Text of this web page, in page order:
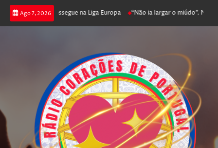
Ago 7, 2026
poker e prossegue na Liga Europa “Não ia largar o miúdo”.